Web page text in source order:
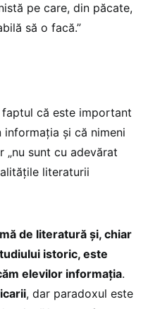
pe care, din păcate,
să o facă.”
că este important
și că nimeni
„nu sunt cu adevărat
literaturii
de literatură și, chiar
istoric, este
elevilor informația.
, dar paradoxul este